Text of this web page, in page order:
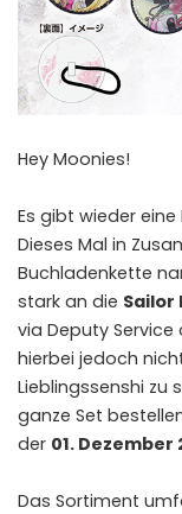
Hey Moonies!
Es gibt wieder
Dieses Mal in
Buchladenkette
stark an die Sailor
via Deputy
hierbei jedoch
Lieblingssenshi zu
ganze Set
der 01. Dezember
Das Sortiment